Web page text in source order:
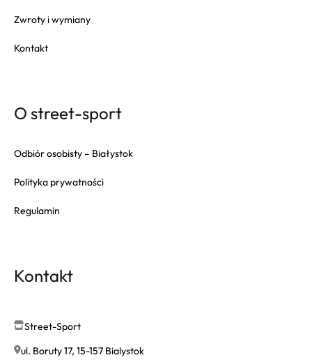
Zwroty i wymiany
Kontakt
O street-sport
Odbiór osobisty – Białystok
Polityka prywatności
Regulamin
Kontakt
Street-Sport
ul. Boruty 17, 15-157 Bialystok